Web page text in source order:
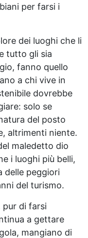
per farsi i
dei luoghi che li
tutto gli sia
fanno quello
a chi vive in
dovrebbe
solo se
del posto
altrimenti niente.
maledetto dio
i luoghi più belli,
delle peggiori
del turismo.
pur di farsi
a gettare
mangiano di